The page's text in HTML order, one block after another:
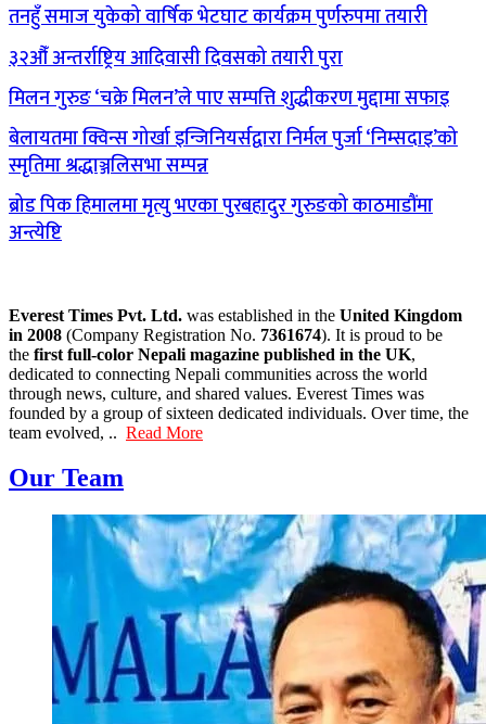
तनहुँ समाज युकेको वार्षिक भेटघाट कार्यक्रम पुर्णरुपमा तयारी
३२औँ अन्तर्राष्ट्रिय आदिवासी दिवसको तयारी पुरा
मिलन गुरुङ ‘चक्रे मिलन’ले पाए सम्पत्ति शुद्धीकरण मुद्दामा सफाइ
बेलायतमा क्विन्स गोर्खा इन्जिनियर्सद्वारा निर्मल पुर्जा ‘निम्सदाइ’को
स्मृतिमा श्रद्धाञ्जलिसभा सम्पन्न
ब्रोड पिक हिमालमा मृत्यु भएका पुरबहादुर गुरुङको काठमाडौंमा
अन्त्येष्टि
Everest Times Pvt. Ltd. was established in the United Kingdom
in 2008 (Company Registration No. 7361674). It is proud to be
the first full-color Nepali magazine published in the UK,
dedicated to connecting Nepali communities across the world
through news, culture, and shared values. Everest Times was
founded by a group of sixteen dedicated individuals. Over time, the
team evolved, .. Read More
Our Team